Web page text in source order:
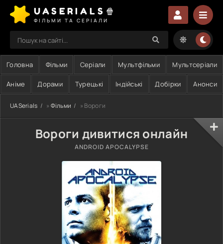
UASERIALS🍿
ФІЛЬМИ ТА СЕРІАЛИ
Головна Фільми Серіали Мультфільми Мультсеріали
Аніме Дорами Турецькі Індійські Добірки Анонси
UASerials » Фільми » Вороги
Вороги дивитися онлайн
ANDROID APOCALYPSE